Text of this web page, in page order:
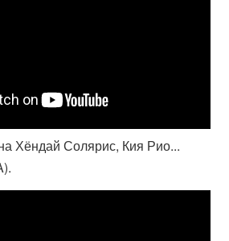
Хёндай Солярис, Кия Рио...